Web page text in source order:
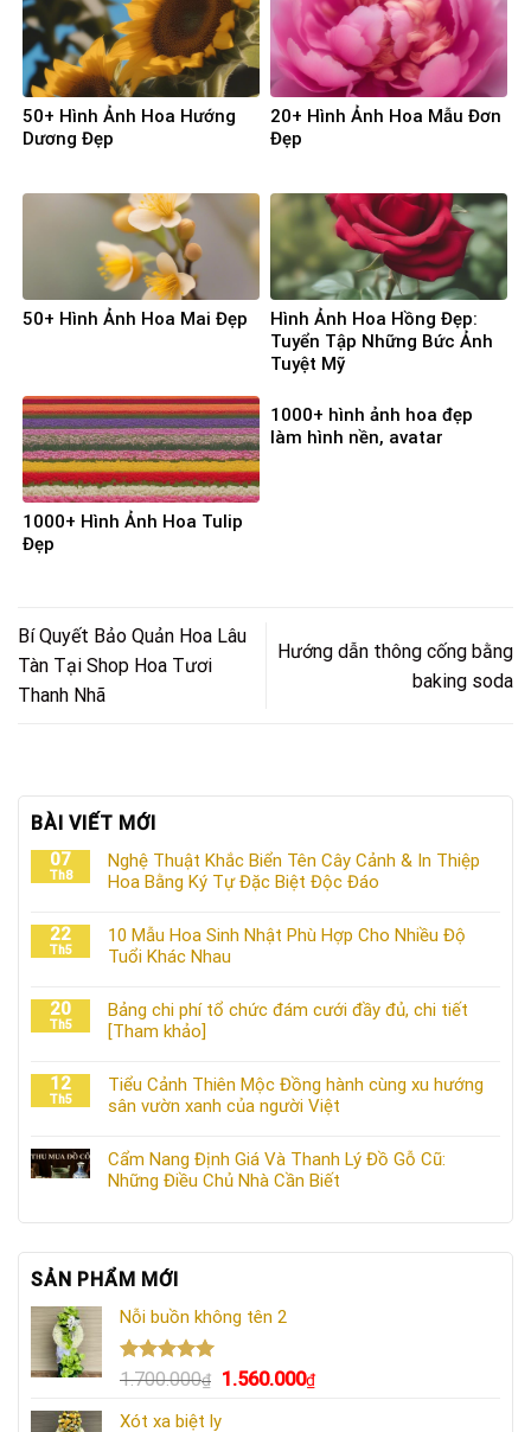
50+ Hình Ảnh Hoa Hướng
Dương Đẹp
20+ Hình Ảnh Hoa Mẫu Đơn
Đẹp
50+ Hình Ảnh Hoa Mai Đẹp
Hình Ảnh Hoa Hồng Đẹp:
Tuyển Tập Những Bức Ảnh
Tuyệt Mỹ
1000+ Hình Ảnh Hoa Tulip
Đẹp
1000+ hình ảnh hoa đẹp
làm hình nền, avatar
Bí Quyết Bảo Quản Hoa Lâu
Tàn Tại Shop Hoa Tươi
Thanh Nhã
Hướng dẫn thông cống bằng
baking soda
BÀI VIẾT MỚI
07
Th8
Nghệ Thuật Khắc Biển Tên Cây Cảnh & In Thiệp
Hoa Bằng Ký Tự Đặc Biệt Độc Đáo
22
Th5
10 Mẫu Hoa Sinh Nhật Phù Hợp Cho Nhiều Độ
Tuổi Khác Nhau
20
Th5
Bảng chi phí tổ chức đám cưới đầy đủ, chi tiết
[Tham khảo]
12
Th5
Tiểu Cảnh Thiên Mộc Đồng hành cùng xu hướng
sân vườn xanh của người Việt
Cẩm Nang Định Giá Và Thanh Lý Đồ Gỗ Cũ:
Những Điều Chủ Nhà Cần Biết
SẢN PHẨM MỚI
Nỗi buồn không tên 2
Được xếp
5 sao
1.700.000₫
Giá
1.560.000₫Giá
Xót xa biệt ly